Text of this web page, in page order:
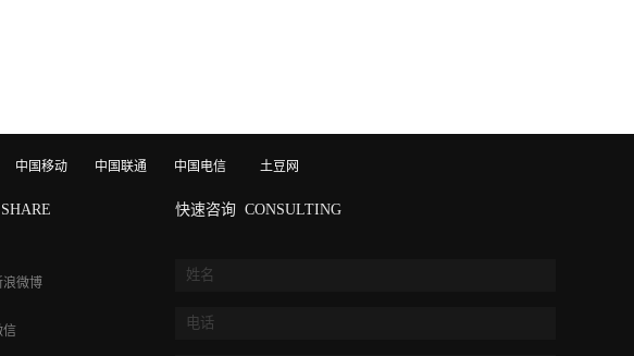
中国移动 中国联通 中国电信 土豆网
SHARE
浪微博
信
快速咨询 CONSULTING